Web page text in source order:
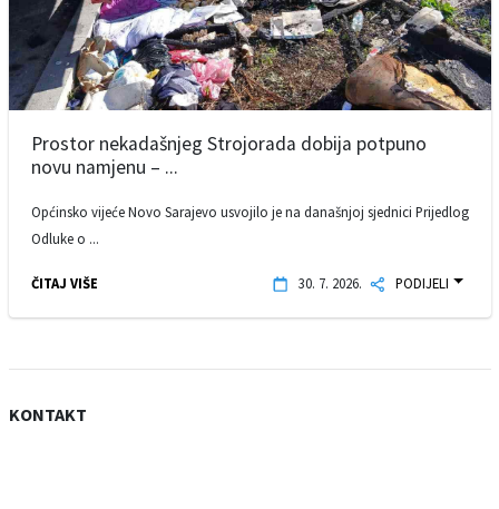
Prostor nekadašnjeg Strojorada dobija potpuno
novu namjenu – ...
Općinsko vijeće Novo Sarajevo usvojilo je na današnjoj sjednici Prijedlog
Odluke o ...
ČITAJ VIŠE 30. 7. 2026. PODIJELI
KONTAKT